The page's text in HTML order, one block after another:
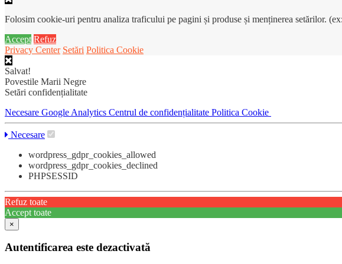
Folosim cookie-uri pentru analiza traficului pe pagini și produse și menținerea setărilor.
Accept Refuz
Privacy Center Setări Politica Cookie
Salvat!
Povestile Marii Negre
Setări confidențialitate
Necesare Google Analytics Centrul de confidențialitate Politica Cookie
Necesare
wordpress_gdpr_cookies_allowed
wordpress_gdpr_cookies_declined
PHPSESSID
Refuz toate
Accept toate
×
Autentificarea este dezactivată